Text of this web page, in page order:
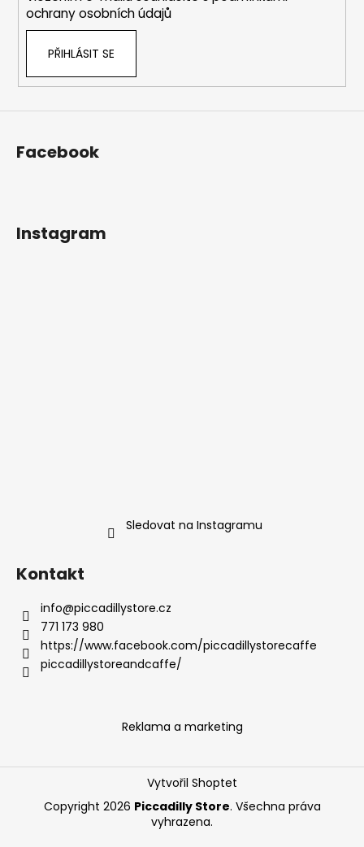
ochrany osobních údajů
PŘIHLÁSIT SE
Facebook
Instagram
Sledovat na Instagramu
Kontakt
info@piccadillystore.cz
771 173 980
https://www.facebook.com/piccadillystorecaffe
piccadillystoreandcaffe/
Reklama a marketing
Vytvořil Shoptet
Copyright 2026 Piccadilly Store. Všechna práva
vyhrazena.